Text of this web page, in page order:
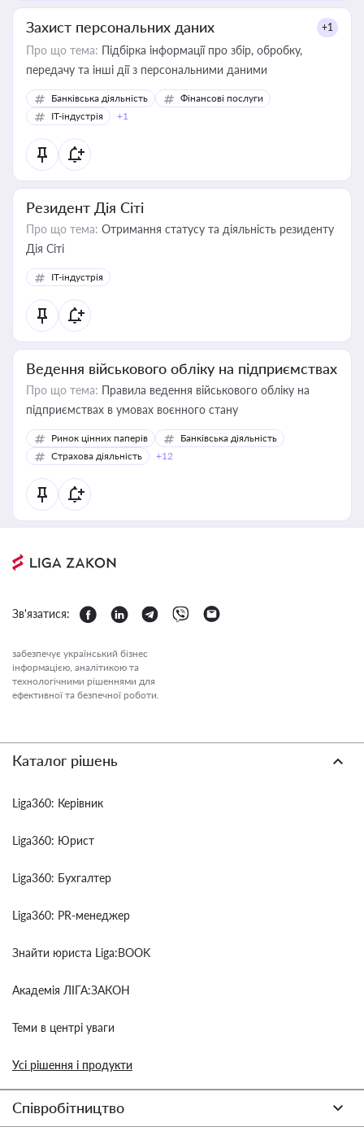
Захист персональних даних +1
Про що тема: Підбірка інформації про збір, обробку,
передачу та інші дії з персональними даними
Банківська діяльність
Фінансові послуги
IT-індустрія
+1
Резидент Дія Сіті
Про що тема: Отримання статусу та діяльність резиденту
Дія Сіті
IT-індустрія
Ведення військового обліку на підприємствах
Про що тема: Правила ведення військового обліку на
підприємствах в умовах воєнного стану
Ринок цінних паперів
Банківська діяльність
Страхова діяльність
+12
Зв'язатися:
забезпечує український бізнес
інформацією, аналітикою та
технологічними рішеннями для
ефективної та безпечної роботи.
Каталог рішень
Liga360: Керівник
Liga360: Юрист
Liga360: Бухгалтер
Liga360: PR-менеджер
Знайти юриста Liga:BOOK
Академія ЛІГА:ЗАКОН
Теми в центрі уваги
Усі рішення і продукти
Співробітництво